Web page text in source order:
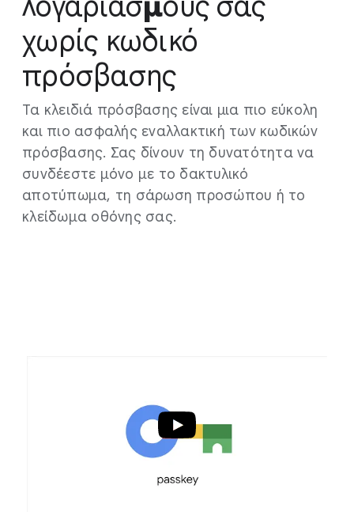
χωρίς κωδικό
πρόσβασης
Τα κλειδιά πρόσβασης είναι μια πιο εύκολη
και πιο ασφαλής εναλλακτική των κωδικών
πρόσβασης. Σας δίνουν τη δυνατότητα να
συνδέεστε μόνο με το δακτυλικό
αποτύπωμα, τη σάρωση προσώπου ή το
κλείδωμα οθόνης σας.